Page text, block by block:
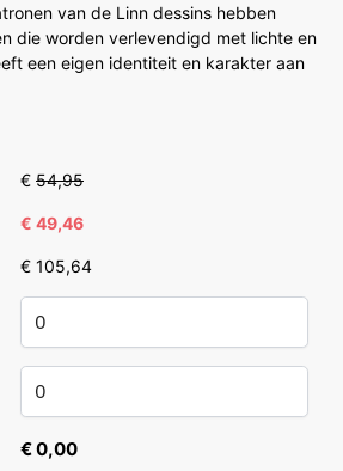
van de Linn dessins hebben
die worden verlevendigd met lichte en
een eigen identiteit en karakter aan
€ 54,95
€ 49,46
€ 105,64
€ 0,00